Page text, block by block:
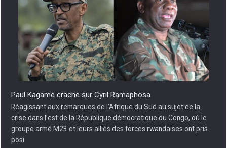
Paul Kagame crache sur Cyril Ramaphosa
Réagissant aux remarques de l’Afrique du Sud au sujet de la
crise dans l’est de la République démocratique du Congo, où le
groupe armé M23 et leurs alliés des forces rwandaises ont pris
posi